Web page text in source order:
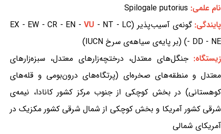
نام علمی: Spilogale putorius
پایندگی:گونه‌ی آسیب‌پذیر (EX - EW - CR - EN - VU - NT - LC
- DD - NE) (بر پایه‌ی سیاهه‌ی سرخ IUCN)
زیستگاه:جنگل‌های معتدل، درختچه‌زارهای معتدل، سبزه‌زارهای
معتدل و منطقه‌های صخره‌ای (پرتگاه‌های درون‌بومی و قله‌های
کوهستانی) در بخش کوچکی از جنوب مرکز کشور کانادا، نیمه‌ی
شرقی کشور آمریکا و بخش کوچکی از شمال شرقی کشور مکزیک در
آمریکای شمالی